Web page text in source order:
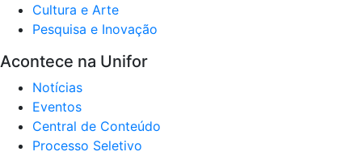
Cultura e Arte
Pesquisa e Inovação
Acontece na Unifor
Notícias
Eventos
Central de Conteúdo
Processo Seletivo